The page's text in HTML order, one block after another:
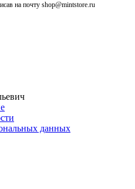
на почту shop@mintstore.ru
данных